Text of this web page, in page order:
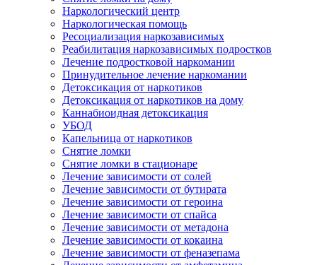
Наркологический центр
Наркологическая помощь
Ресоциализация наркозависимых
Реабилитация наркозависимых подростков
Лечение подростковой наркомании
Принудительное лечение наркомании
Детоксикация от наркотиков
Детоксикация от наркотиков на дому
Каннабиоидная детоксикация
УБОД
Капельница от наркотиков
Снятие ломки
Снятие ломки в стационаре
Лечение зависимости от солей
Лечение зависимости от бутирата
Лечение зависимости от героина
Лечение зависимости от спайса
Лечение зависимости от метадона
Лечение зависимости от кокаина
Лечение зависимости от феназепама